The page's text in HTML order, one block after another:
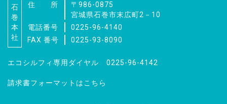
石
巻
本
社
住 所
〒986-0875
宮城県石巻市末広町2－10
電話番号
0225-96-4140
FAX 番号
0225-93-8090
エコシルフィ専用ダイヤル 0225-96-4142
請求書フォーマットはこちら